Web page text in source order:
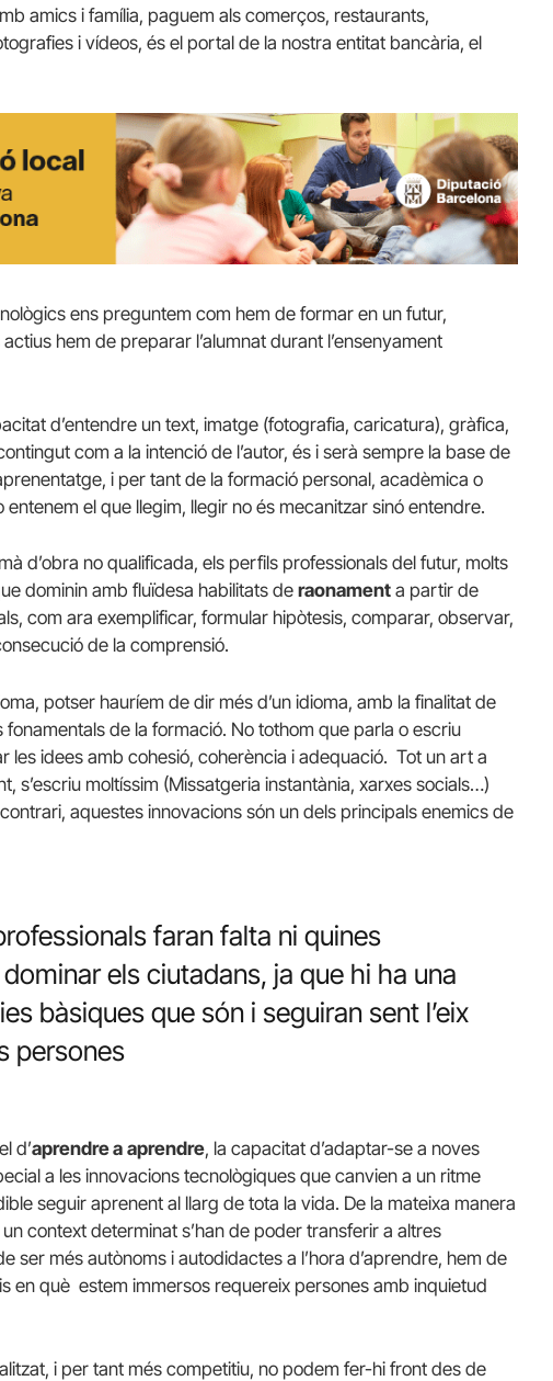
amics i família, paguem als comerços, restaurants,
i vídeos, és el portal de la nostra entitat bancària, el
ens preguntem com hem de formar en un futur,
hem de preparar l’alumnat durant l’ensenyament
d’entendre un text, imatge (fotografia, caricatura), gràfica,
com a la intenció de l’autor, és i serà sempre la base de
i per tant de la formació personal, acadèmica o
el que llegim, llegir no és mecanitzar sinó entendre.
d’obra no qualificada, els perfils professionals del futur, molts
dominin amb fluïdesa habilitats de raonament a partir de
com ara exemplificar, formular hipòtesis, comparar, observar,
de la comprensió.
potser hauríem de dir més d’un idioma, amb la finalitat de
de la formació. No tothom que parla o escriu
les idees amb cohesió, coherència i adequació. Tot un art a
s’escriu moltíssim (Missatgeria instantània, xarxes socials…)
aquestes innovacions són un dels principals enemics de
faran falta ni quines
els ciutadans, ja que hi ha una
bàsiques que són i seguiran sent l’eix
persones
d’aprendre a aprendre, la capacitat d’adaptar-se a noves
a les innovacions tecnològiques que canvien a un ritme
seguir aprenent al llarg de tota la vida. De la mateixa manera
context determinat s’han de poder transferir a altres
ser més autònoms i autodidactes a l’hora d’aprendre, hem de
en què estem immersos requereix persones amb inquietud
i per tant més competitiu, no podem fer-hi front des de